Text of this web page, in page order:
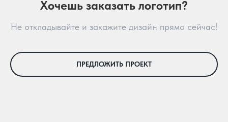
Хочешь заказать логотип?
Не откладывайте и закажите дизайн прямо сейчас!
ПРЕДЛОЖИТЬ ПРОЕКТ